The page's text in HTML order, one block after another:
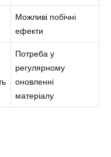
Можливі побічні
ефекти
Потреба у
регулярному
оновленні
матеріалу